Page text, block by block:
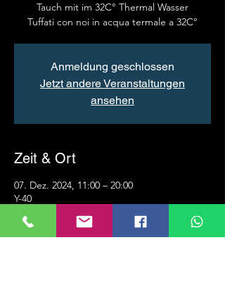
Tauch mit im 32C° Thermal Wasser
Tuffati con noi in acqua termale a 32C°
Anmeldung geschlossen
Jetzt andere Veranstaltungen
ansehen
Zeit & Ort
07. Dez. 2024, 11:00 – 20:00
Y-40
Über die Veranstaltung